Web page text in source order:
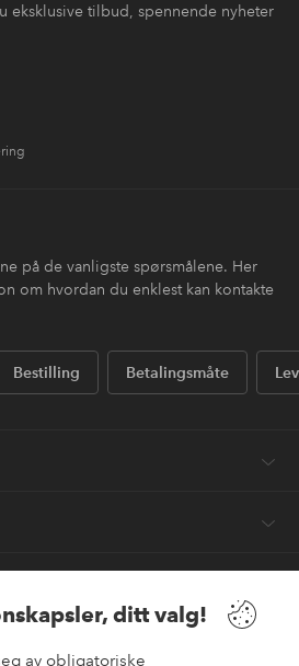
ditt valg!
av obligatoriske
eksklusive tilbud, spennende nyheter
på de vanligste spørsmålene. Her
om hvordan du enklest kan kontakte
Bestilling Betalingsmåte